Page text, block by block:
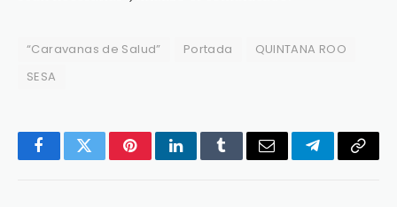
“Caravanas de Salud” Portada
QUINTANA ROO
SESA
FacebookTwitterPinterestLinkedInTumblrEmail TelegramCopy